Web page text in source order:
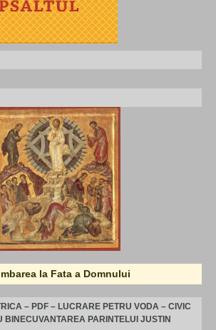
la Fata a Domnului
– PDF – LUCRARE PETRU VODA – CIVIC
BINECUVANTAREA PARINTELUI JUSTIN